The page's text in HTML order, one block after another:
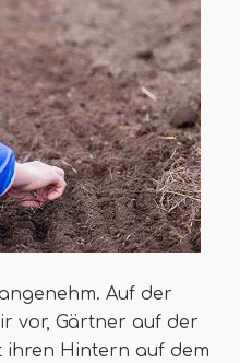
Auf der
vor, Gärtner auf der
ihren Hintern auf dem